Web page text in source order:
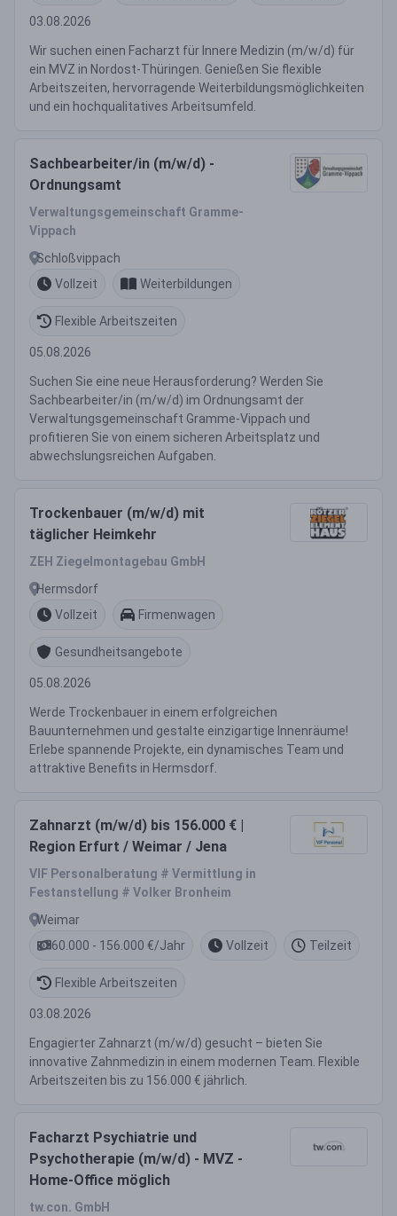
03.08.2026
Wir suchen einen Facharzt für Innere Medizin (m/w/d) für
ein MVZ in Nordost-Thüringen. Genießen Sie flexible
Arbeitszeiten, hervorragende Weiterbildungsmöglichkeiten
und ein hochqualitatives Arbeitsumfeld.
Sachbearbeiter/in (m/w/d) -
Ordnungsamt
Verwaltungsgemeinschaft Gramme-
Vippach
Schloßvippach
Vollzeit
Weiterbildungen
Flexible Arbeitszeiten
05.08.2026
Suchen Sie eine neue Herausforderung? Werden Sie
Sachbearbeiter/in (m/w/d) im Ordnungsamt der
Verwaltungsgemeinschaft Gramme-Vippach und
profitieren Sie von einem sicheren Arbeitsplatz und
abwechslungsreichen Aufgaben.
Trockenbauer (m/w/d) mit
täglicher Heimkehr
ZEH Ziegelmontagebau GmbH
Hermsdorf
Vollzeit
Firmenwagen
Gesundheitsangebote
05.08.2026
Werde Trockenbauer in einem erfolgreichen
Bauunternehmen und gestalte einzigartige Innenräume!
Erlebe spannende Projekte, ein dynamisches Team und
attraktive Benefits in Hermsdorf.
Zahnarzt (m/w/d) bis 156.000 € |
Region Erfurt / Weimar / Jena
VIF Personalberatung # Vermittlung in
Festanstellung # Volker Bronheim
Weimar
60.000 - 156.000 €/Jahr
Vollzeit Teilzeit
Flexible Arbeitszeiten
03.08.2026
Engagierter Zahnarzt (m/w/d) gesucht – bieten Sie
innovative Zahnmedizin in einem modernen Team. Flexible
Arbeitszeiten bis zu 156.000 € jährlich.
Facharzt Psychiatrie und
Psychotherapie (m/w/d) - MVZ -
Home-Office möglich
tw.con. GmbH